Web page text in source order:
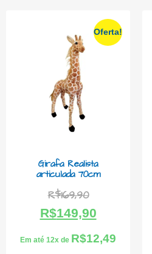
Oferta!
Girafa Realista
articulada 70cm
R$169,90
R$149,90
Em até 12x de R$12,49